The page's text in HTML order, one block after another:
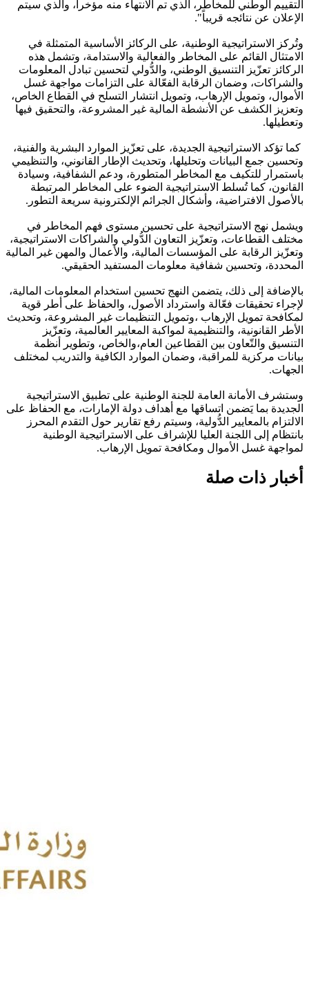
التقييم الوطني للمخاطر، الذي تم الانتهاء منه مؤخراً، والذي سيتم
الإعلان عن نتائجه قريباً".
وتُركز الاستراتيجية الوطنية، على الركائز الأساسية المتمثلة في
الامتثال القائم على المخاطر والفعالية والاستدامة، وتشمل هذه
الركائز تعزّيز التنسيق الوطني، والدُّولي لتحسين تبادل المعلومات
والشراكات، وضمان الرقابة الفعّالة على التزامات مواجهة غسل
الأموال، وتمويل الإرهاب، وتمويل انتشار التسلح في القطاع الخاص،
وتعزيز الكشف عن الأنشطة المالية غير المشروعة، والتحقيق فيها
وتعطيلها.
كما تؤكد الاستراتيجية الجديدة، على تعزّيز الموارد البشرية والفنية،
وتحسين جمع البيانات وتحليلها، وتحديث الإطار القانوني، والتنظيمي
باستمرار للتكيف مع المخاطر المتطورة، ودعم الشفافية، وسيادة
القانون، كما تُسلط الاستراتيجية الضوء على المخاطر المرتبطة
بالأصول الافتراضية، وأشكال الجرائم الإلكترونية سريعة التطور.
ويشمل نهج الاستراتيجية على تحسين مستوى فهم المخاطر في
مختلف القطاعات، وتعزّيز التعاون الدُّولي والشراكات الاستراتيجية،
وتعزّيز الرقابة على المؤسسات المالية، والأعمال والمهن غير المالية
المحددة، وتحسين شفافية معلومات المستفيد الحقيقي.
بالإضافة إلى ذلك، يتضمن النهج تحسين استخدام المعلومات المالية،
لإجراء تحقيقات فعّالة واسترداد الأصول، والحفاظ على أطر قوية
لمكافحة تمويل الإرهاب ،وتمويل التنظيمات غير المشروعة، وتحديث
الأطر القانونية، والتنظيمية لمواكبة المعايير العالمية، وتعزّيز
التنسيق والتّعاون بين القطاعين العام،والخاص، وتطوير أنظمة
بيانات مركزية للمراقبة، وضمان الموارد الكافية والتدريب لمختلف
الجهات.
وستشرف الأمانة العامة للجنة الوطنية على تطبيق الاستراتيجية
الجديدة بما يَضمن اتساقها مع أهداف دولة الإمارات، مع الحفاظ على
الالتزام بالمعايير الدُّولية، وسيتم رفع تقارير حول التقدم المحرز
بانتظام إلى اللجنة العليا للإشراف على الاستراتيجية الوطنية
لمواجهة غسل الأموال ومكافحة تمويل الإرهاب.
أخبار ذات صلة